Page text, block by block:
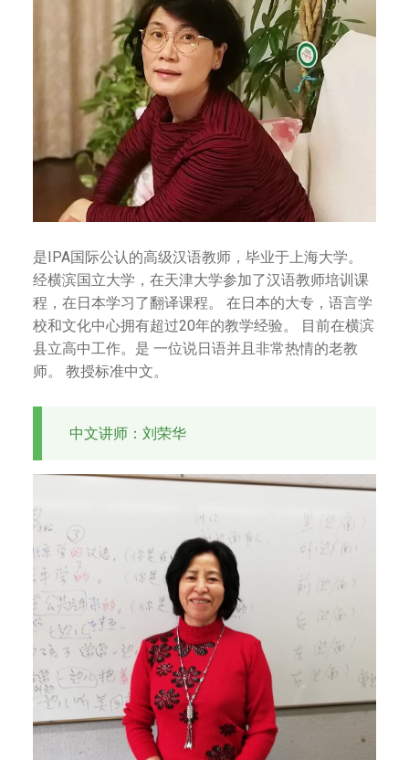
华
化
的
平
台
。
拥
师
资
团
队
和
完
善
的
教
是IPA国际公认的高级汉语教师，毕业于上海大学。
经横滨国立大学，在天津大学参加了汉语教师培训课
程，在日本学习了翻译课程。 在日本的大专，语言学
校和文化中心拥有超过20年的教学经验。 目前在横滨
县立高中工作。是 一位说日语并且非常热情的老教
师。 教授标准中文。
中文讲师：刘荣华